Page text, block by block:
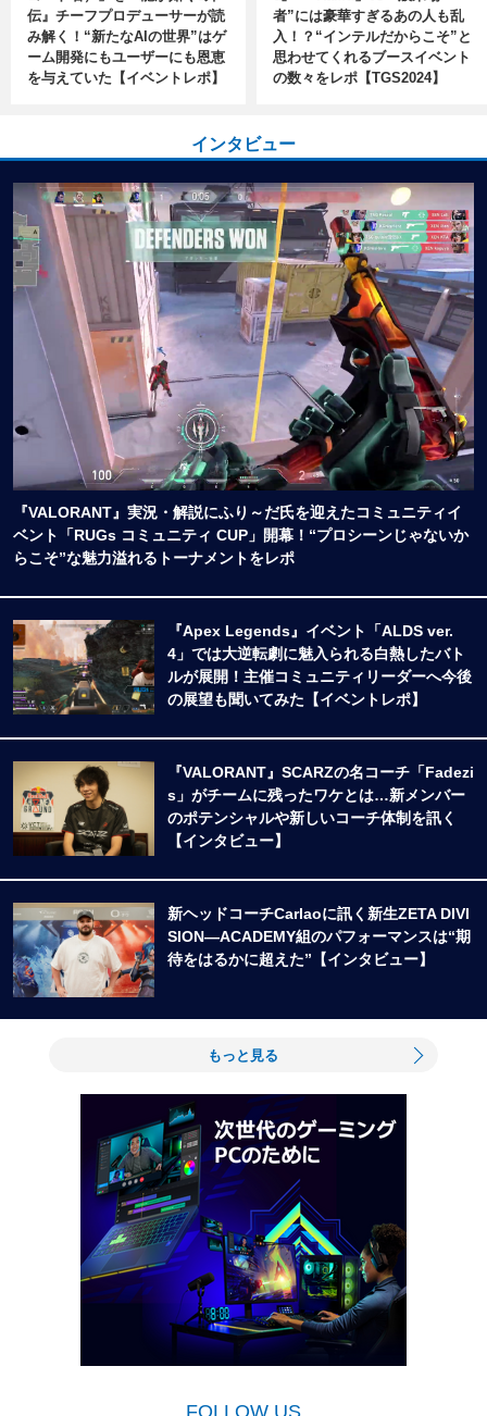
伝』チーフプロデューサーが読
み解く！“新たなAIの世界”はゲ
ーム開発にもユーザーにも恩恵
を与えていた【イベントレポ】
者”には豪華すぎるあの人も乱
入！？“インテルだからこそ”と
思わせてくれるブースイベント
の数々をレポ【TGS2024】
インタビュー
『VALORANT』実況・解説にふり～だ氏を迎えたコミュニティイ
ベント「RUGs コミュニティ CUP」開幕！“プロシーンじゃないか
らこそ”な魅力溢れるトーナメントをレポ
『Apex Legends』イベント「ALDS ver.
4」では大逆転劇に魅入られる白熱したバト
ルが展開！主催コミュニティリーダーへ今後
の展望も聞いてみた【イベントレポ】
『VALORANT』SCARZの名コーチ「Fadezi
s」がチームに残ったワケとは…新メンバー
のポテンシャルや新しいコーチ体制を訊く
【インタビュー】
新ヘッドコーチCarlaoに訊く新生ZETA DIVI
SION―ACADEMY組のパフォーマンスは“期
待をはるかに超えた”【インタビュー】
もっと見る
FOLLOW US